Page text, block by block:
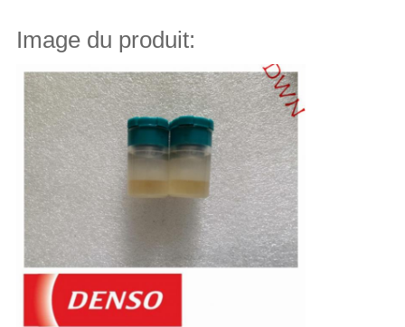
Image du produit: